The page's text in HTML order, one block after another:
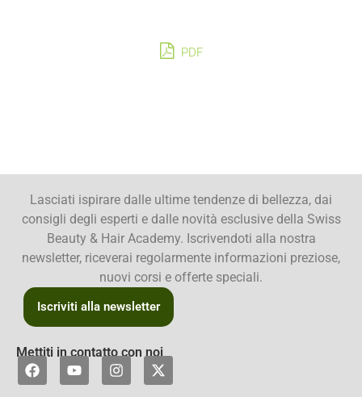
PDF
Lasciati ispirare dalle ultime tendenze di bellezza, dai
consigli degli esperti e dalle novità esclusive della Swiss
Beauty & Hair Academy. Iscrivendoti alla nostra
newsletter, riceverai regolarmente informazioni preziose,
nuovi corsi e offerte speciali.
Iscriviti alla newsletter
Mettiti in contatto con noi
F
a
Y
o
I
n
X
-